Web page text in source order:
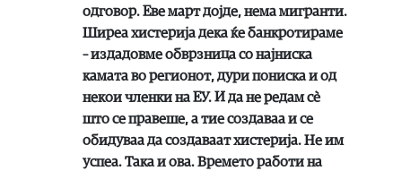
одговор. Еве март дојде, нема мигранти.
Ширеа хистерија дека ќе банкротираме
– издадовме обврзница со најниска
камата во регионот, дури пониска и од
некои членки на ЕУ. И да не редам сè
што се правеше, а тие создаваа и се
обидуваа да создаваат хистерија. Не им
успеа. Така и ова. Времето работи на